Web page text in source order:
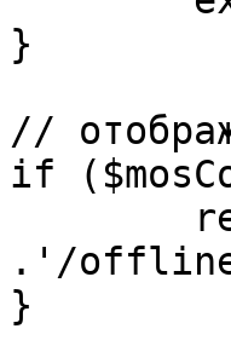
}
//
if
.'/
}